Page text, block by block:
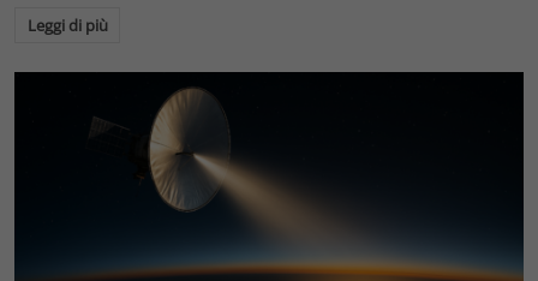
Leggi di più